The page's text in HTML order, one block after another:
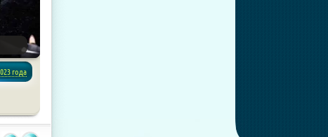
года